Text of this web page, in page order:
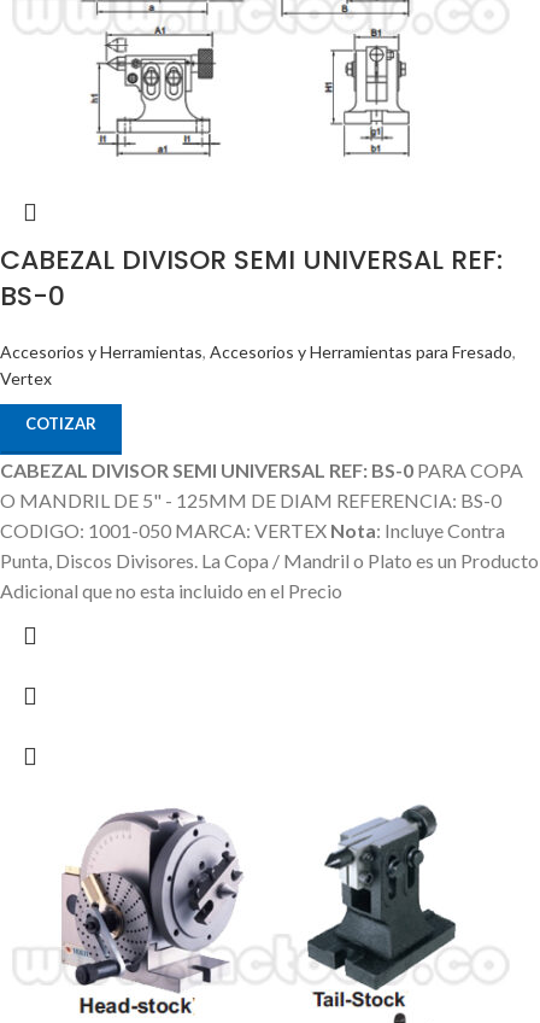
CABEZAL DIVISOR SEMI UNIVERSAL REF:
BS-0
Accesorios y Herramientas, Accesorios y Herramientas para Fresado,
Vertex
COTIZAR
CABEZAL DIVISOR SEMI UNIVERSAL REF: BS-0 PARA COPA
O MANDRIL DE 5" - 125MM DE DIAM REFERENCIA: BS-0
CODIGO: 1001-050 MARCA: VERTEX Nota: Incluye Contra
Punta, Discos Divisores. La Copa / Mandril o Plato es un Producto
Adicional que no esta incluido en el Precio